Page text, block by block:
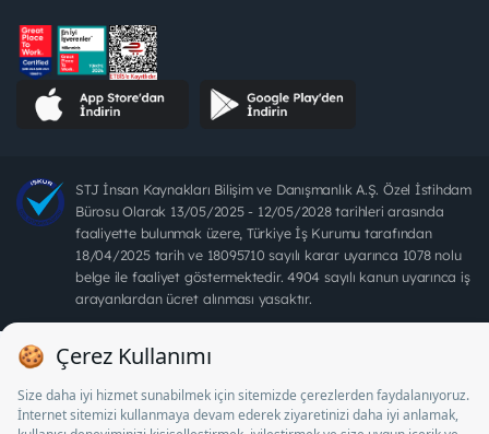
STJ İnsan Kaynakları Bilişim ve Danışmanlık A.Ş. Özel İstihdam
Bürosu Olarak 13/05/2025 - 12/05/2028 tarihleri arasında
faaliyette bulunmak üzere, Türkiye İş Kurumu tarafından
18/04/2025 tarih ve 18095710 sayılı karar uyarınca 1078 nolu
belge ile faaliyet göstermektedir. 4904 sayılı kanun uyarınca iş
arayanlardan ücret alınması yasaktır.